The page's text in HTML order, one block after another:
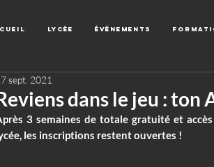
Lycée Événements
dans le jeu : ton
sept. 2021
3 semaines de totale gratuité et
les inscriptions restent ouvertes !